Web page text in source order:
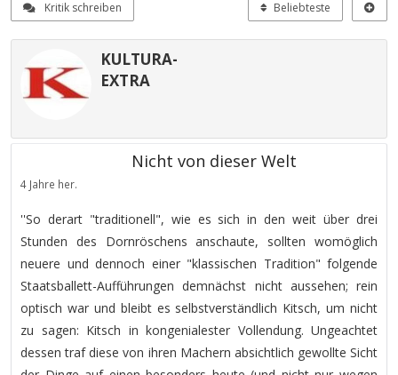
Kritik schreiben Beliebteste
KULTURA-
EXTRA
Nicht von dieser Welt
4 Jahre her.
''So derart "traditionell", wie es sich in den weit über drei
Stunden des Dornröschens anschaute, sollten womöglich
neuere und dennoch einer "klassischen Tradition" folgende
Staatsballett-Aufführungen demnächst nicht aussehen; rein
optisch war und bleibt es selbstverständlich Kitsch, um nicht
zu sagen: Kitsch in kongenialester Vollendung. Ungeachtet
dessen traf diese von ihren Machern absichtlich gewollte Sicht